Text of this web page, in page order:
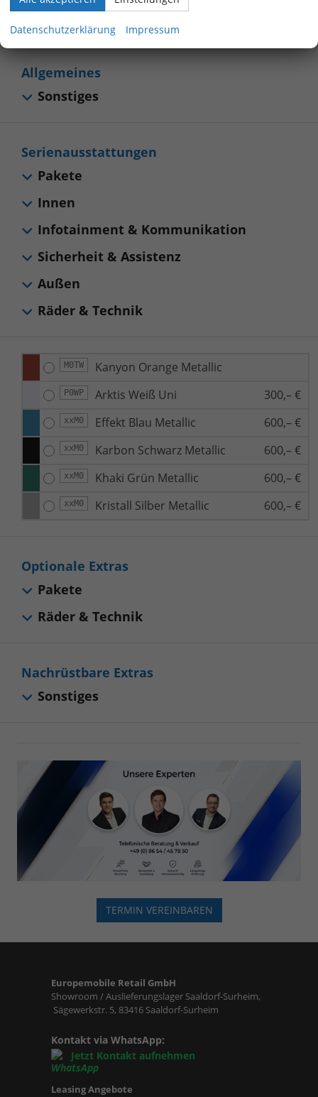
M0TW Kanyon Orange Metallic
P0WP Arktis Weiß Uni 300,– €
xxM0 Effekt Blau Metallic 600,– €
xxM0 Karbon Schwarz Metallic 600,– €
xxM0 Khaki Grün Metallic 600,– €
xxM0 Kristall Silber Metallic 600,– €
Allgemeines
Sonstiges
Serienausstattungen
Pakete
Innen
Infotainment & Kommunikation
Sicherheit & Assistenz
Außen
Räder & Technik
Optionale Extras
Pakete
Räder & Technik
Nachrüstbare Extras
Sonstiges
TERMIN VEREINBAREN
Europemobile Retail GmbH
Showroom / Auslieferungslager Saaldorf-Surheim,
Sägewerkstr. 5, 83416 Saaldorf-Surheim
Kontakt via WhatsApp:
Jetzt Kontakt aufnehmen
Leasing Angebote
Datenschutzerklärung Impressum